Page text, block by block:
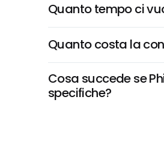
Quanto tempo ci
Quanto costa la
Cosa succede se
specifiche?